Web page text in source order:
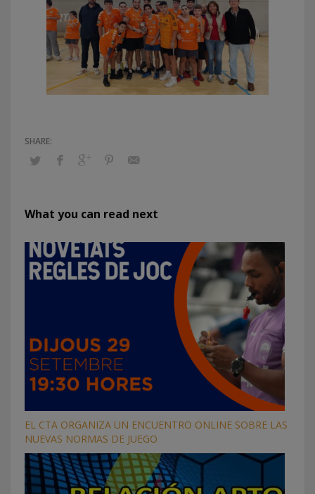
What you can read next
EL CTA ORGANIZA UN ENCUENTRO ONLINE SOBRE LAS
NUEVAS NORMAS DE JUEGO